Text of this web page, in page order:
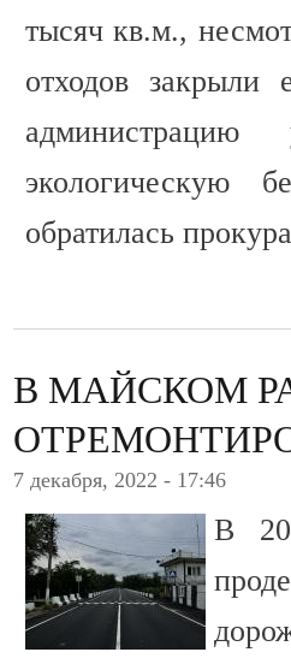
тысяч кв.м.,
отходов закрыли
экологическую
обратилась
В МАЙСКОМ
7 декабря, 2022 - 17:46
В